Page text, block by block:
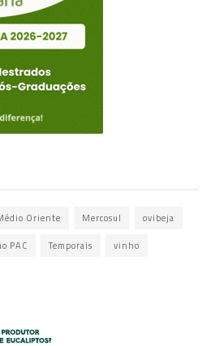
Oriente Mercosul ovibeja
PAC Temporais vinho